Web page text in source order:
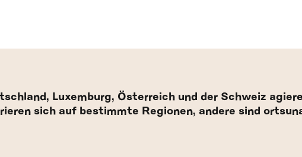
Luxemburg, Österreich und der Schweiz
sich auf bestimmte Regionen, andere sind